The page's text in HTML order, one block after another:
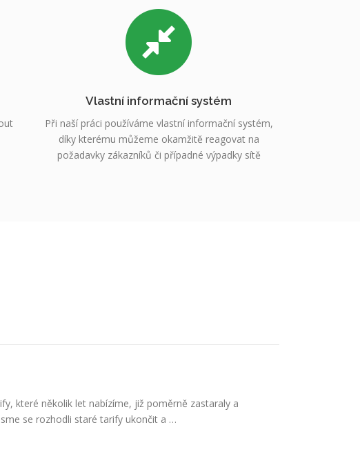
Vlastní informační systém
Při naší práci používáme vlastní informační systém,
díky kterému můžeme okamžitě reagovat na
požadavky zákazníků či případné výpadky sítě
které několik let nabízíme, již poměrně zastaraly a
se rozhodli staré tarify ukončit a …